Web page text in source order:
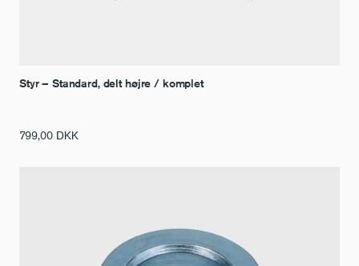
Styr – Standard, delt højre / komplet
799,00 DKK